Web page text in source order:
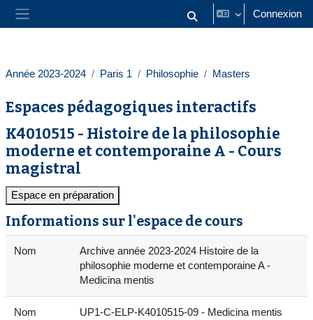
Passer au contenu principal
Panneau latéral Activer/désactiver la saisie
Connexion
Année 2023-2024 Paris 1 Philosophie Masters
Espaces pédagogiques interactifs
K4010515 - Histoire de la philosophie
moderne et contemporaine A - Cours
magistral
Espace en préparation
Informations sur l'espace de cours
Nom
Archive année 2023-2024 Histoire de la
philosophie moderne et contemporaine A -
Medicina mentis
Nom
UP1-C-ELP-K4010515-09 - Medicina mentis